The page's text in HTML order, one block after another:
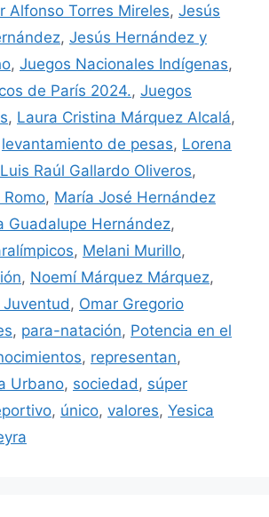
Alfonso Torres Mireles, Jesús
, Jesús Hernández y
, Juegos Nacionales Indígenas,
de París 2024., Juegos
, Laura Cristina Márquez Alcalá,
levantamiento de pesas, Lorena
Luis Raúl Gallardo Oliveros,
, María José Hernández
Guadalupe Hernández,
, Melani Murillo,
, Noemí Márquez Márquez,
, Omar Gregorio
, para-natación, Potencia en el
, representan,
Urbano, sociedad , súper
, único, valores, Yesica